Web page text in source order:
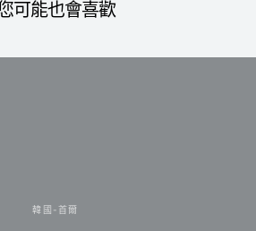
可能也會喜歡
韓國-首爾